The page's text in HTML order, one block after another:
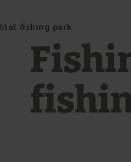
fishing park